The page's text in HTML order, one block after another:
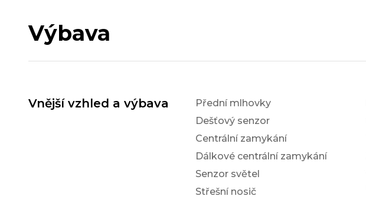
Výbava
Vnější vzhled a výbava
Přední mlhovky
Dešťový senzor
Centrální zamykání
Dálkové centrální zamykání
Senzor světel
Střešní nosič